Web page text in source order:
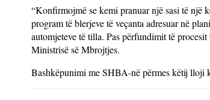
“Konfirmojmë se kemi pranuar një sasi të një
program të blerjeve të veçanta adresuar në
automjeteve të tilla. Pas përfundimit të
Ministrisë së Mbrojtjes.
Bashkëpunimi me SHBA-në përmes këtij lloji